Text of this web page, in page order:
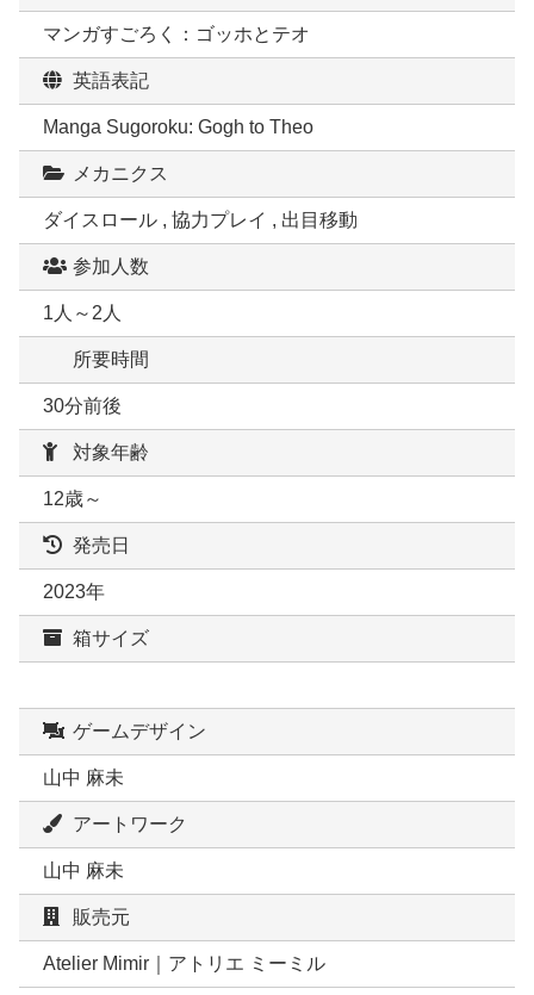
マンガすごろく：ゴッホとテオ
英語表記
Manga Sugoroku: Gogh to Theo
メカニクス
ダイスロール , 協力プレイ , 出目移動
参加人数
1人～2人
所要時間
30分前後
対象年齢
12歳～
発売日
2023年
箱サイズ
ゲームデザイン
山中 麻未
アートワーク
山中 麻未
販売元
Atelier Mimir｜アトリエ ミーミル